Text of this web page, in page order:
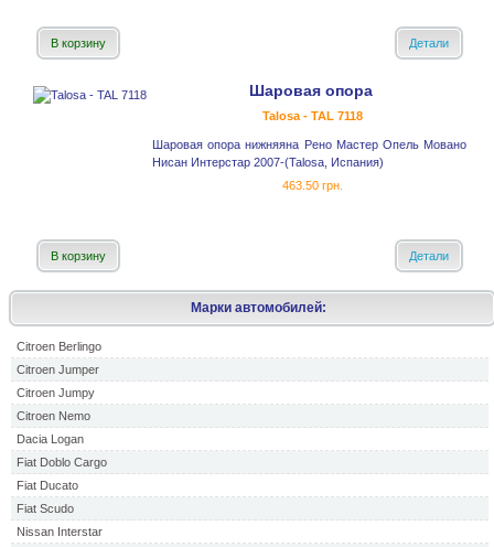
Марки автомобилей:
Citroen Berlingo
Citroen Jumper
Citroen Jumpy
Citroen Nemo
Dacia Logan
Fiat Doblo Cargo
Fiat Ducato
Fiat Scudo
Nissan Interstar
В корзину Детали
Шаровая опора
Talosa - TAL 7118
Шаровая опора нижняяна Рено Мастер Опель Мовано
Нисан Интерстар 2007-(Talosa, Испания)
463.50 грн.
В корзину Детали